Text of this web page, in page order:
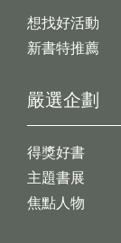
想找好活動
新書特推薦
嚴選企劃
得獎好書
主題書展
焦點人物